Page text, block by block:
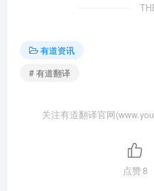
有道资讯
# 有道翻译
关注有道翻译官网
点赞8